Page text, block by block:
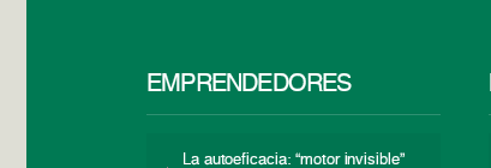
EMPRENDEDORES
La autoeficacia: “motor invisible”